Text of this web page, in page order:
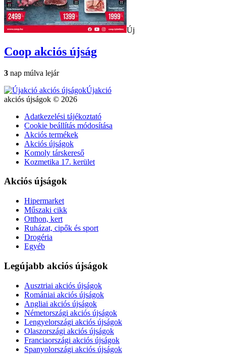
Új
Coop akciós újság
3 nap múlva lejár
Újakció
akciós újságok © 2026
Adatkezelési tájékoztató
Cookie beállítás módosítása
Akciós termékek
Akciós újságok
Komoly társkereső
Kozmetika 17. kerület
Akciós újságok
Hipermarket
Műszaki cikk
Otthon, kert
Ruházat, cipők és sport
Drogéria
Egyéb
Legújabb akciós újságok
Ausztriai akciós újságok
Romániai akciós újságok
Angliai akciós újságok
Németországi akciós újságok
Lengyelországi akciós újságok
Olaszországi akciós újságok
Franciaországi akciós újságok
Spanyolországi akciós újságok